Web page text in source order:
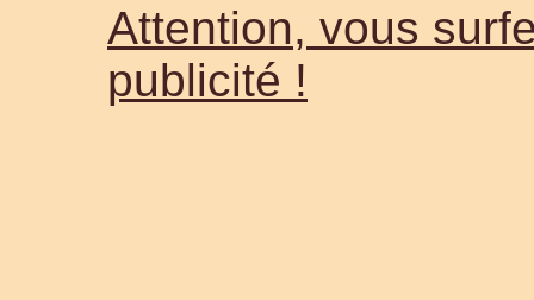
Attention, vous
publicité !